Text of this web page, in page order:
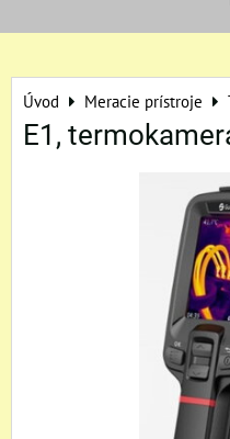
Úvod Meracie prístroje
E1,